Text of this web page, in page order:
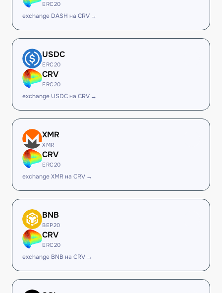
ERC20
exchange DASH на CRV →
USDC
ERC20
CRV
ERC20
exchange USDC на CRV →
XMR
XMR
CRV
ERC20
exchange XMR на CRV →
BNB
BEP20
CRV
ERC20
exchange BNB на CRV →